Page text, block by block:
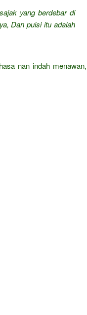
yang berdebar di
Dan puisi itu adalah
nan indah menawan,